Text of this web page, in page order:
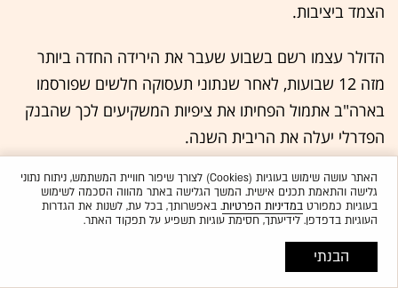
הצמד ביציבות.
הדולר עצמו רשם בשבוע שעבר את הירידה החדה ביותר
מזה 12 שבועות, לאחר שנתוני תעסוקה חלשים שפורסמו
בארה"ב אתמול הפחיתו את ציפיות המשקיעים לכך שהבנק
הפדרלי יעלה את הריבית השנה.
מדד הדולר העוקב אחרי שער הדולר מול המטבעות של שש
שותפות סחר גדולות של ארה"ב, איבד 0.5% בסיכום שבועי.
האתר עושה שימוש בעוגיות (Cookies) לצורך שיפור חוויית המשתמש, ניתוח נתוני
גלישה והתאמת תכנים אישית. המשך הגלישה באתר מהווה הסכמה לשימוש
בעוגיות כמפורטבמדיניות הפרטיות. באפשרותך, בכל עת, לשנות את הגדרות
העוגיות בדפדפן. לידיעתך, חסימת עוגיות תשפיע על תפקוד האתר.
הבנתי